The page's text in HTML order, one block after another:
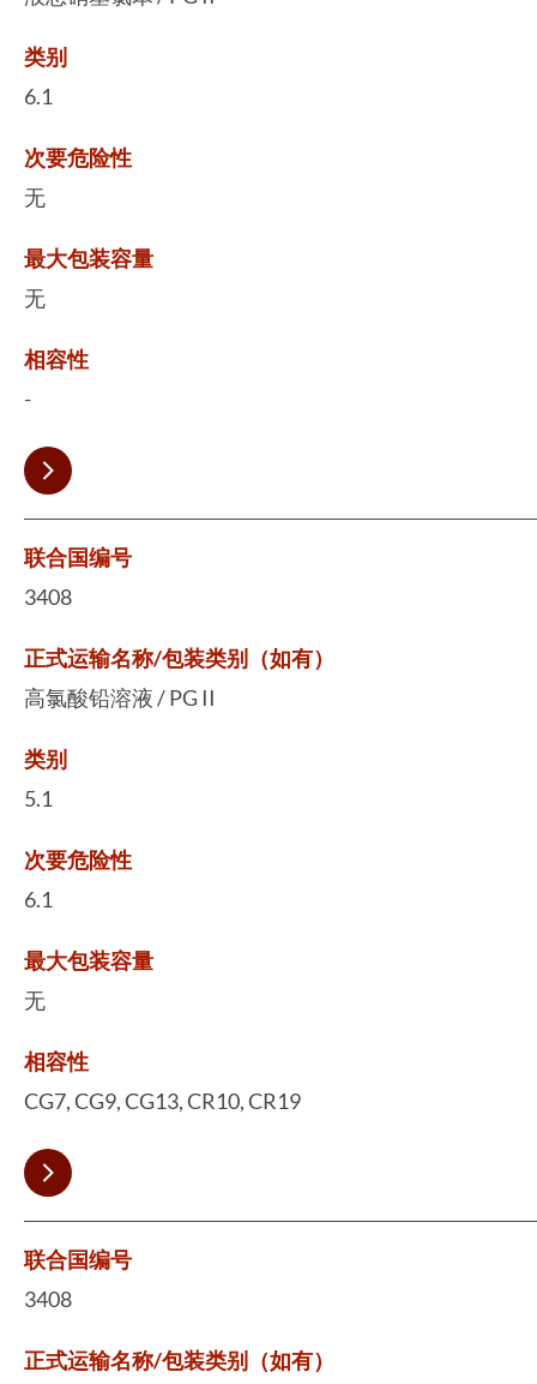
类别
6.1
次要危险性
无
最大包装容量
无
相容性
-
联合国编号
3408
正式运输名称/包装类别（如有）
高氯酸铅溶液 / PG II
类别
5.1
次要危险性
6.1
最大包装容量
无
相容性
CG7, CG9, CG13, CR10, CR19
联合国编号
3408
正式运输名称/包装类别（如有）